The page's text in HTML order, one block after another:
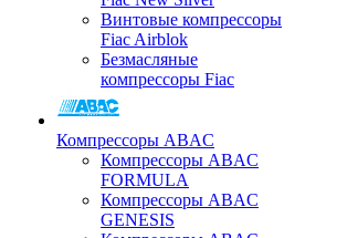
Винтовые компрессоры
Fiac Airblok
Безмасляные
компрессоры Fiac
Компрессоры ABAC
Компрессоры ABAC
FORMULA
Компрессоры ABAC
GENESIS